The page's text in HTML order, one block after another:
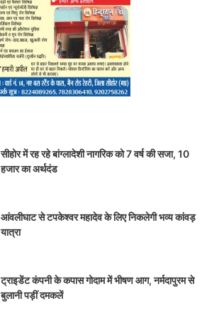
सीहोर में रह रहे बांग्लादेशी नागरिक को 7 वर्ष की सजा, 10
हजार का अर्थदंड
आंवलीघाट से टपकेश्वर महादेव के लिए निकलेगी भव्य कांवड़
यात्रा
ट्राइडेंट कंपनी के कपास गोदाम में भीषण आग, नर्मदापुरम से
बुलानी पड़ीं दमकलें